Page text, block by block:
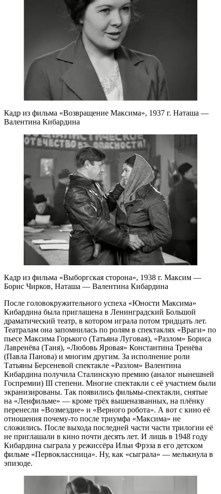
Кадр из фильма «Возвращение Максима», 1937 г. Наташа —
Валентина Кибардина
Кадр из фильма «Выборгская сторона», 1938 г. Максим —
Борис Чирков, Наташа — Валентина Кибардина
После головокружительного успеха «Юности Максима»
Кибардина была приглашена в Ленинградский Большой
драматический театр, в котором играла потом тридцать лет.
Театралам она запомнилась по ролям в спектаклях «Враги» по
пьесе Максима Горького (Татьяна Луговая), «Разлом» Бориса
Лавренёва (Таня), «Любовь Яровая» Константина Тренёва
(Павла Панова) и многим другим. За исполнение роли
Татьяны Берсеневой спектакле «Разлом» Валентина
Кибардина получила Сталинскую премию (аналог нынешней
Госпремии) III степени. Многие спектакли с её участием были
экранизированы. Так появились фильмы-спектакли, снятые
на «Ленфильме» — кроме трёх вышеназванных, на плёнку
перенесли «Возмездие» и «Верного робота». А вот с кино её
отношения почему-то после триумфа «Максима» не
сложились. После выхода последней части части трилогии её
не приглашали в кино почти десять лет. И лишь в 1948 году
Кибардина сыграла у режиссёра Ильи Фрэза в его детском
фильме «Первоклассница». Ну, как «сыграла» — мелькнула в
эпизоде.